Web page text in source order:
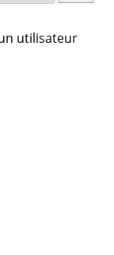
utilisateur